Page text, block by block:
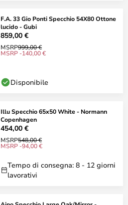
F.A. 33 Gio Ponti Specchio 54X80 Ottone
lucido - Gubi
859,00 €
MSRP999,00 €
MSRP -140,00 €
Disponibile
Illu Specchio 65x50 White - Normann
Copenhagen
454,00 €
MSRP548,00 €
MSRP -94,00 €
Tempo di consegna: 8 - 12 giorni
lavorativi